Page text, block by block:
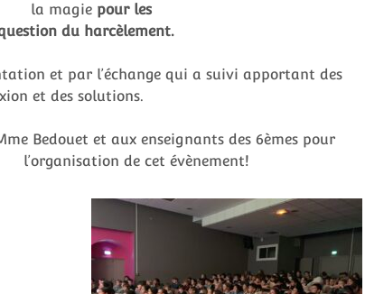
la magie pour les
du harcèlement.
et par l’échange qui a suivi apportant des
et des solutions.
Bedouet et aux enseignants des 6èmes pour
l’organisation de cet évènement!